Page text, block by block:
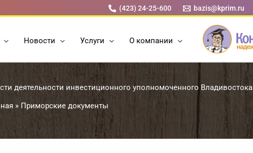
(423) 24-25-600 bazis@kprim.ru
Новости Услуги О компании
деятельности инвестиционного уполномоченного Владивостока
» Приморские документы